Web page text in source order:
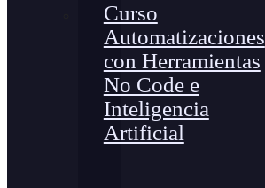
Curso
Automatizaciones
con Herramientas
No Code e
Inteligencia
Artificial